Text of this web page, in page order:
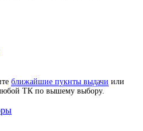
ближайшие пукнты выдачи или
ТК по вышему выбору.